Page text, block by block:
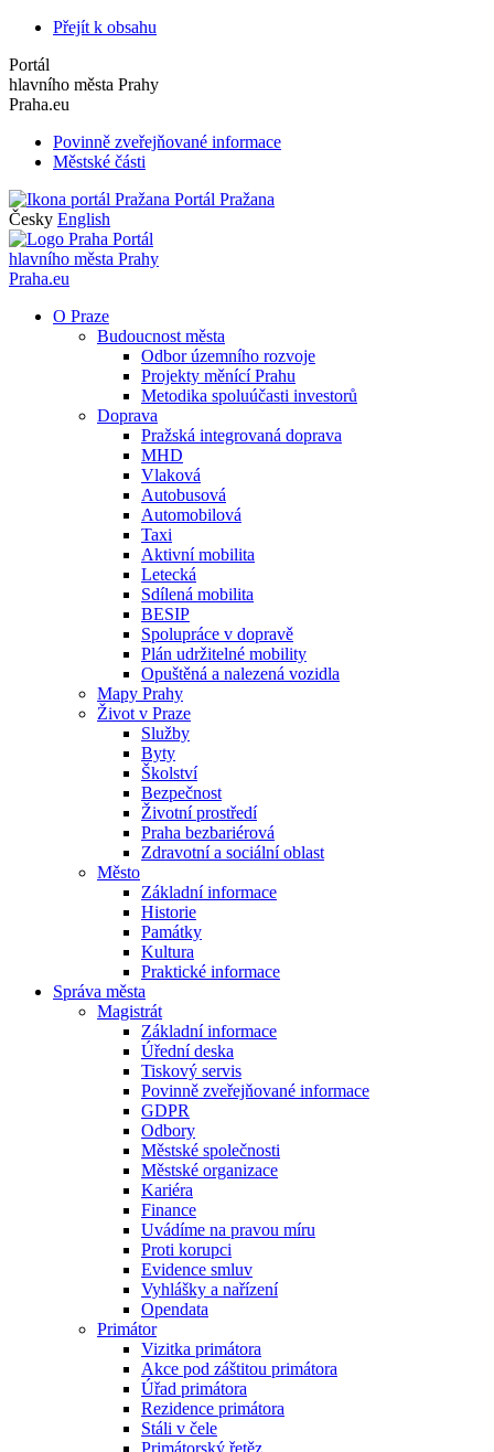
Přejít k obsahu
Portál
hlavního města Prahy
Praha.eu
Povinně zveřejňované informace
Městské části
Portál Pražana
Česky English
Portál
hlavního města Prahy
Praha.eu
O Praze
Budoucnost města
Odbor územního rozvoje
Projekty měnící Prahu
Metodika spoluúčasti investorů
Doprava
Pražská integrovaná doprava
MHD
Vlaková
Autobusová
Automobilová
Taxi
Aktivní mobilita
Letecká
Sdílená mobilita
BESIP
Spolupráce v dopravě
Plán udržitelné mobility
Opuštěná a nalezená vozidla
Mapy Prahy
Život v Praze
Služby
Byty
Školství
Bezpečnost
Životní prostředí
Praha bezbariérová
Zdravotní a sociální oblast
Město
Základní informace
Historie
Památky
Kultura
Praktické informace
Správa města
Magistrát
Základní informace
Úřední deska
Tiskový servis
Povinně zveřejňované informace
GDPR
Odbory
Městské společnosti
Městské organizace
Kariéra
Finance
Uvádíme na pravou míru
Proti korupci
Evidence smluv
Vyhlášky a nařízení
Opendata
Primátor
Vizitka primátora
Akce pod záštitou primátora
Úřad primátora
Rezidence primátora
Stáli v čele
Primátorský řetěz